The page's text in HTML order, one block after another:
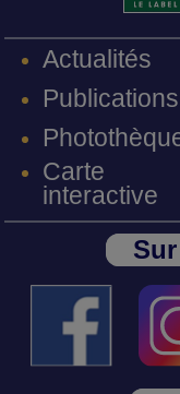
Actualités
Publications
Carte
interactive